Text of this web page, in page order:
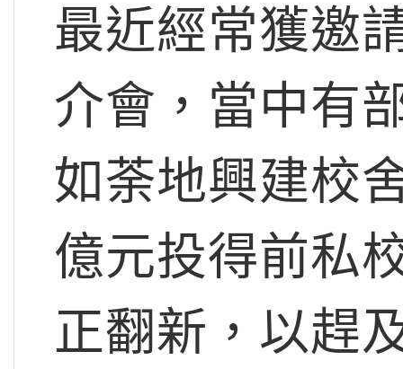
最近經常獲邀
介會，當中有
如荼地興建校
億元投得前私
正翻新，以趕